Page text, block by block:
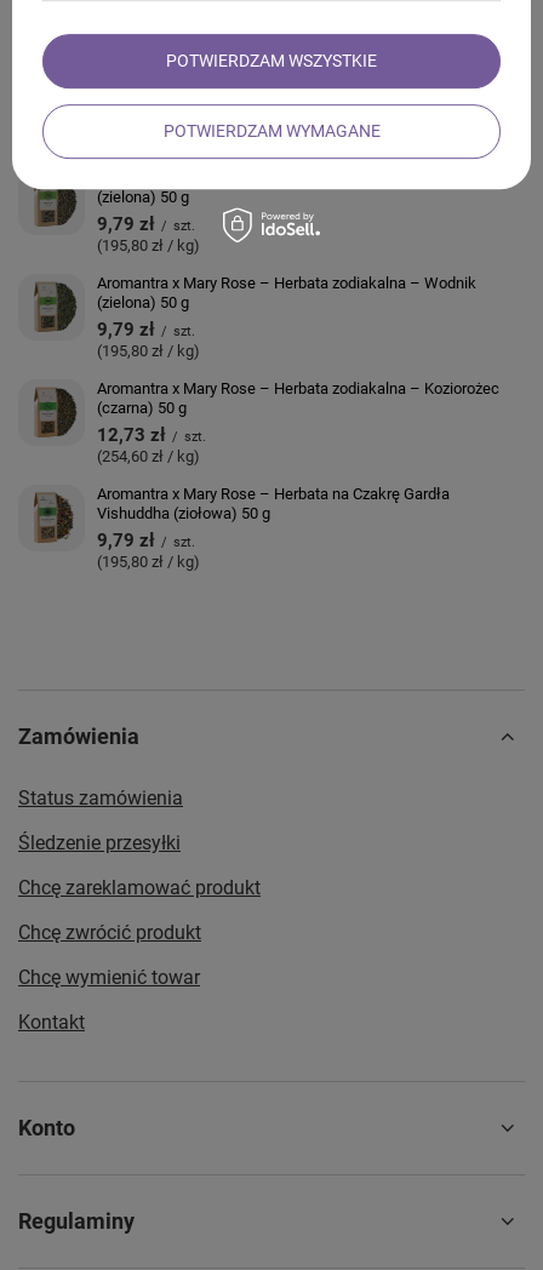
Aromantra x Mary Rose – Herbata zodiakalna – Bliźnięta
(czarna) 50 g
(215,40 zł / kg)
(zielona) 50 g
9,79 zł / szt.
(195,80 zł / kg)
Aromantra x Mary Rose – Herbata zodiakalna – Wodnik
(zielona) 50 g
9,79 zł / szt.
(195,80 zł / kg)
Aromantra x Mary Rose – Herbata zodiakalna – Koziorożec
(czarna) 50 g
12,73 zł / szt.
(254,60 zł / kg)
Aromantra x Mary Rose – Herbata na Czakrę Gardła
Vishuddha (ziołowa) 50 g
9,79 zł / szt.
(195,80 zł / kg)
Zamówienia
Status zamówienia
Śledzenie przesyłki
Chcę zareklamować produkt
Chcę zwrócić produkt
Chcę wymienić towar
Kontakt
Konto
Regulaminy
POTWIERDZAM WYMAGANE
POTWIERDZAM WSZYSTKIE